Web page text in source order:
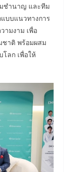
ชำนาญ และทีม
บบแนวทางการ
ามงาม เพื่อ
ชาติ พร้อมผสม
ลก เพื่อให้